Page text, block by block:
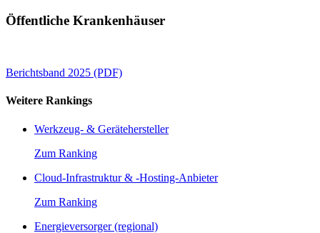
Öffentliche Krankenhäuser
Berichtsband 2025 (PDF)
Weitere Rankings
Werkzeug- & Gerätehersteller
Zum Ranking
Cloud-Infrastruktur & -Hosting-Anbieter
Zum Ranking
Energieversorger (regional)